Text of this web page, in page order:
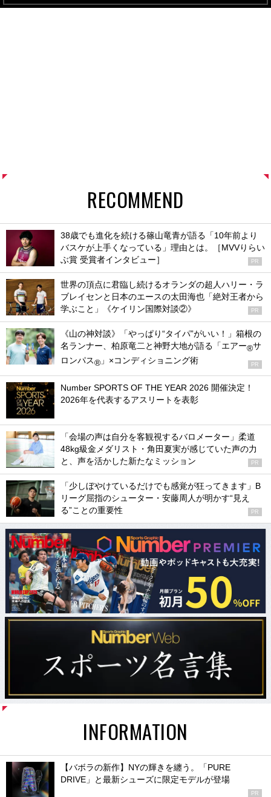
RECOMMEND
38歳でも進化を続ける篠山竜青が語る「10年前より
バスケが上手くなっている」理由とは。［MVVりらい
ぶ賞 受賞者インタビュー］
PR
世界の頂点に君臨し続けるオランダの超人ハリー・ラ
ブレイセンと日本のエースの太田海也「絶対王者から
学ぶこと」《ケイリン国際対談②》
PR
《山の神対談》「やっぱり“タイパ”がいい！」箱根の
名ランナー、柏原竜二と神野大地が語る「エアー®サ
ロンパス® 」×コンディショニング術 PR
Number SPORTS OF THE YEAR 2026 開催決定！
2026年を代表するアスリートを表彰
「会場の声は自分を客観視するバロメーター」柔道
48kg級金メダリスト・角田夏実が感じていた声の力
と、声を活かした新たなミッション
PR
「少しぼやけているだけでも感覚が狂ってきます」B
リーグ屈指のシューター・安藤周人が明かす“見え
る”ことの重要性
PR
INFORMATION
【バボラの新作】NYの輝きを纏う。「PURE
DRIVE」と最新シューズに限定モデルが登場
PR